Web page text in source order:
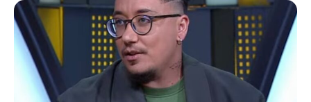
Solidariedade ao jornalista Caê Vasconcelos e repúdio aos